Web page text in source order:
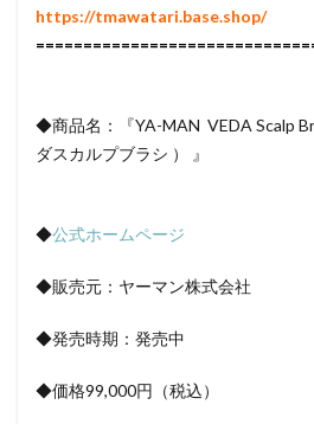
https://tmawatari.base.shop/
◆商品名：『YA-MAN VEDA Scalp
ダスカルプブラシ ） 』
◆公式ホームページ
◆販売元：ヤーマン株式会社
◆発売時期：発売中
◆価格99,000円（税込）